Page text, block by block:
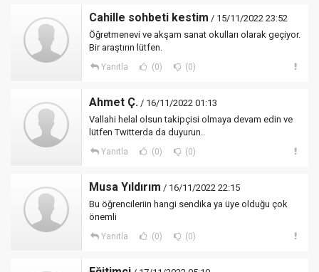
Cahille sohbeti kestim / 15/11/2022 23:52
Öğretmenevi ve akşam sanat okulları olarak geçiyor.
Bir araştırın lütfen.
Yanıtla (0) (0)
Ahmet Ç. / 16/11/2022 01:13
Vallahi helal olsun takipçisi olmaya devam edin ve
lütfen Twitterda da duyurun..
Yanıtla (0) (0)
Musa Yıldırım / 16/11/2022 22:15
Bu öğrencileriin hangi sendika ya üye olduğu çok
önemli
Yanıtla (0) (0)